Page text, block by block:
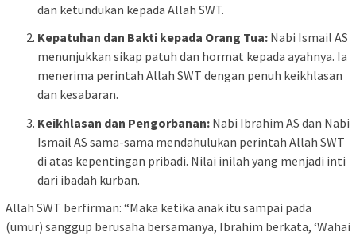
dan ketundukan kepada Allah SWT.
Kepatuhan dan Bakti kepada Orang Tua: Nabi Ismail AS
menunjukkan sikap patuh dan hormat kepada ayahnya. Ia
menerima perintah Allah SWT dengan penuh keikhlasan
dan kesabaran.
Keikhlasan dan Pengorbanan: Nabi Ibrahim AS dan Nabi
Ismail AS sama-sama mendahulukan perintah Allah SWT
di atas kepentingan pribadi. Nilai inilah yang menjadi inti
dari ibadah kurban.
Allah SWT berfirman: “Maka ketika anak itu sampai pada
(umur) sanggup berusaha bersamanya, Ibrahim berkata, ‘Wahai